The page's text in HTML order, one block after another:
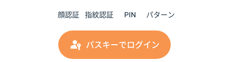
顔認証 指紋認証 PIN パターン
パスキーでログイン